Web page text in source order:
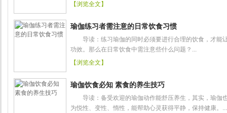
【浏览全文】
瑜伽练习者需注意的日常饮食习惯
导读：练习瑜伽的同时必须要进行合理的饮食，才能
功效。那么在日常饮食中需注意些什么问题？...
【浏览全文】
瑜伽饮食必知 素食的养生技巧
导读：备受欢迎的瑜伽动作能舒压养生，其实，瑜伽
为悦性、变性、惰性，能帮助心灵获得平静，保持健康。...